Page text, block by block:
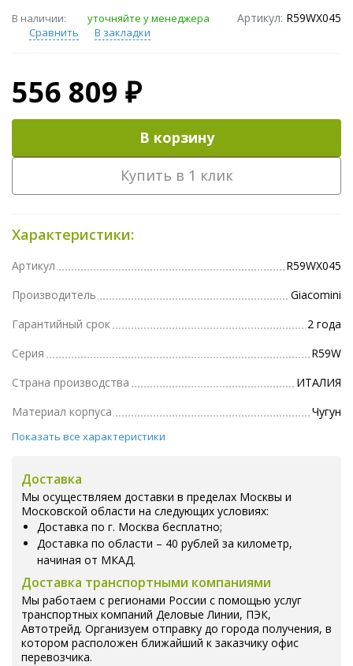
В наличии: уточняйте у менеджера Артикул: R59WX045
Сравнить В закладки
556 809 ₽
В корзину
Купить в 1 клик
Характеристики:
Артикул
R59WX045
Производитель
Giacomini
Гарантийный срок
2 года
Серия
R59W
Страна производства
ИТАЛИЯ
Материал корпуса
Чугун
Показать все характеристики
Доставка
Мы осуществляем доставки в пределах Москвы и
Московской области на следующих условиях:
Доставка по г. Москва бесплатно;
Доставка по области – 40 рублей за километр,
начиная от МКАД.
Доставка транспортными компаниями
Мы работаем с регионами России с помощью услуг
транспортных компаний Деловые Линии, ПЭК,
Автотрейд. Организуем отправку до города получения, в
котором расположен ближайший к заказчику офис
перевозчика.